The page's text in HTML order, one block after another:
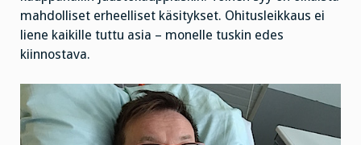
mahdolliset erheelliset käsitykset. Ohitusleikkaus ei
liene kaikille tuttu asia – monelle tuskin edes
kiinnostava.